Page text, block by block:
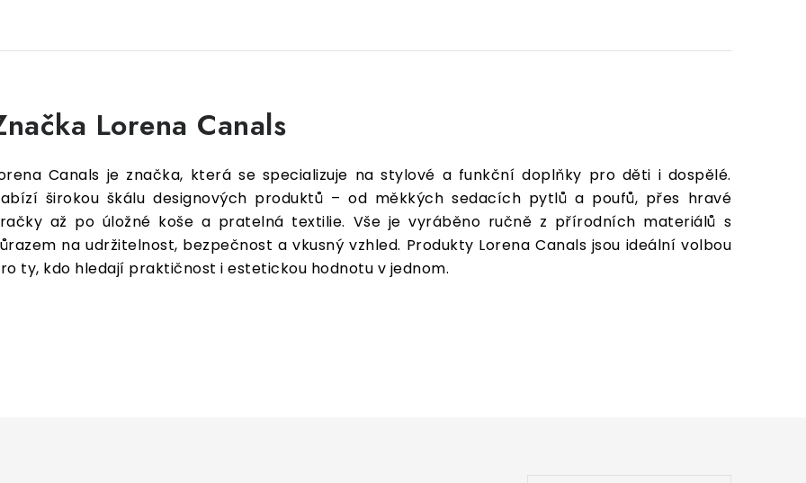
Lorena Canals
Canals je značka, která se specializuje na stylové a funkční doplňky pro děti i dospělé.
širokou škálu designových produktů – od měkkých sedacích pytlů a poufů, přes hravé
až po úložné koše a pratelná textilie. Vše je vyráběno ručně z přírodních materiálů s
na udržitelnost, bezpečnost a vkusný vzhled. Produkty Lorena Canals jsou ideální volbou
ty, kdo hledají praktičnost i estetickou hodnotu v jednom.